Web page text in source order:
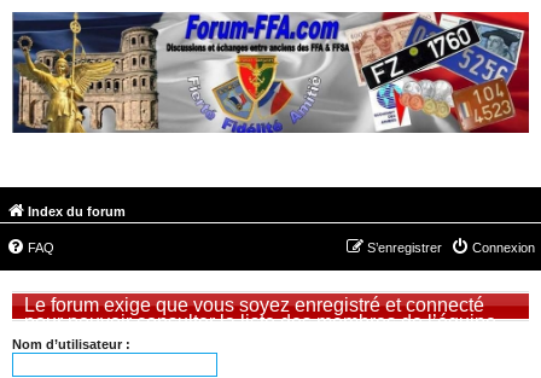
Index du forum
FAQ Connexion
S’enregistrer
Le forum exige que vous soyez enregistré et connecté
pour pouvoir consulter la liste des membres de l’équipe.
Nom d’utilisateur :